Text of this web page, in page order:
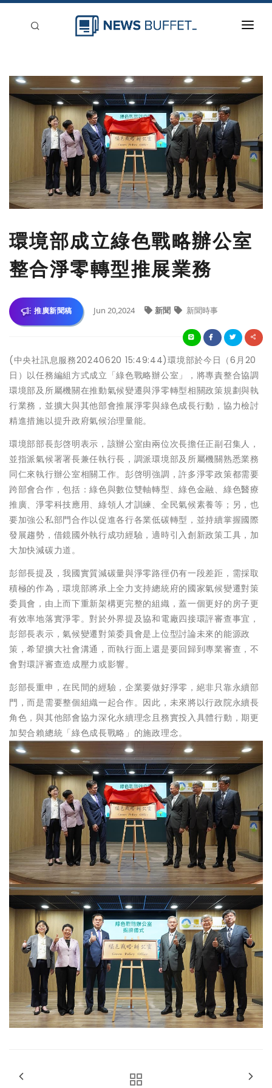
新聞稿分類
登入
刊登
環境部成立綠色戰略辦公室
整合淨零轉型推展業務
推廣新聞稿 Jun 20,2024 新聞 新聞時事
(中央社訊息服務20240620 15:49:44)環境部於今日（6月20
日）以任務編組方式成立「綠色戰略辦公室」，將專責整合協調
環境部及所屬機關在推動氣候變遷與淨零轉型相關政策規劃與執
行業務，並擴大與其他部會推展淨零與綠色成長行動，協力檢討
精進措施以提升政府氣候治理量能。
環境部部長彭啓明表示，該辦公室由兩位次長擔任正副召集人，
並指派氣候署署長兼任執行長，調派環境部及所屬機關熟悉業務
同仁來執行辦公室相關工作。彭啓明強調，許多淨零政策都需要
跨部會合作，包括：綠色與數位雙軸轉型、綠色金融、綠色醫療
推廣、淨零科技應用、綠領人才訓練、全民氣候素養等；另，也
要加強公私部門合作以促進各行各業低碳轉型，並持續掌握國際
發展趨勢，借鏡國外執行成功經驗，適時引入創新政策工具，加
大加快減碳力道。
彭部長提及，我國實質減碳量與淨零路徑仍有一段差距，需採取
積極的作為，環境部將承上全力支持總統府的國家氣候變遷對策
委員會，由上而下重新架構更完整的組織，蓋一個更好的房子更
有效率地落實淨零。對於外界提及協和電廠四接環評審查事宜，
彭部長表示，氣候變遷對策委員會是上位型討論未來的能源政
策，希望擴大社會溝通，而執行面上還是要回歸到專業審查，不
會對環評審查造成壓力或影響。
彭部長重申，在民間的經驗，企業要做好淨零，絕非只靠永續部
門，而是需要整個組織一起合作。因此，未來將以行政院永續長
角色，與其他部會協力深化永續理念且務實投入具體行動，期更
加契合賴總統「綠色成長戰略」的施政理念。